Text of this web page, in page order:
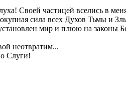
Своей частицей вселись в
сила всех Духов Тьмы и
установлен мир и плюю на
неотвратим...
Слуги!